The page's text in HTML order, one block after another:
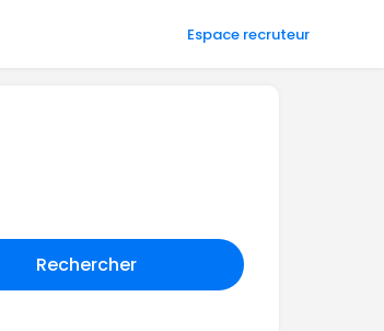
Espace recruteur
Rechercher